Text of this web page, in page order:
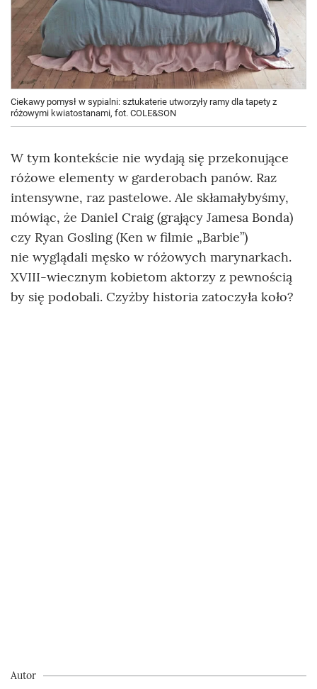
Ciekawy pomysł w sypialni: sztukaterie utworzyły ramy dla tapety z
różowymi kwiatostanami, fot. COLE&SON
W tym kontekście nie wydają się przekonujące
różowe elementy w garderobach panów. Raz
intensywne, raz pastelowe. Ale skłamałybyśmy,
mówiąc, że Daniel Craig (grający Jamesa Bonda)
czy Ryan Gosling (Ken w filmie „Barbie”)
nie wyglądali męsko w różowych marynarkach.
XVIII-wiecznym kobietom aktorzy z pewnością
by się podobali. Czyżby historia zatoczyła koło?
Autor